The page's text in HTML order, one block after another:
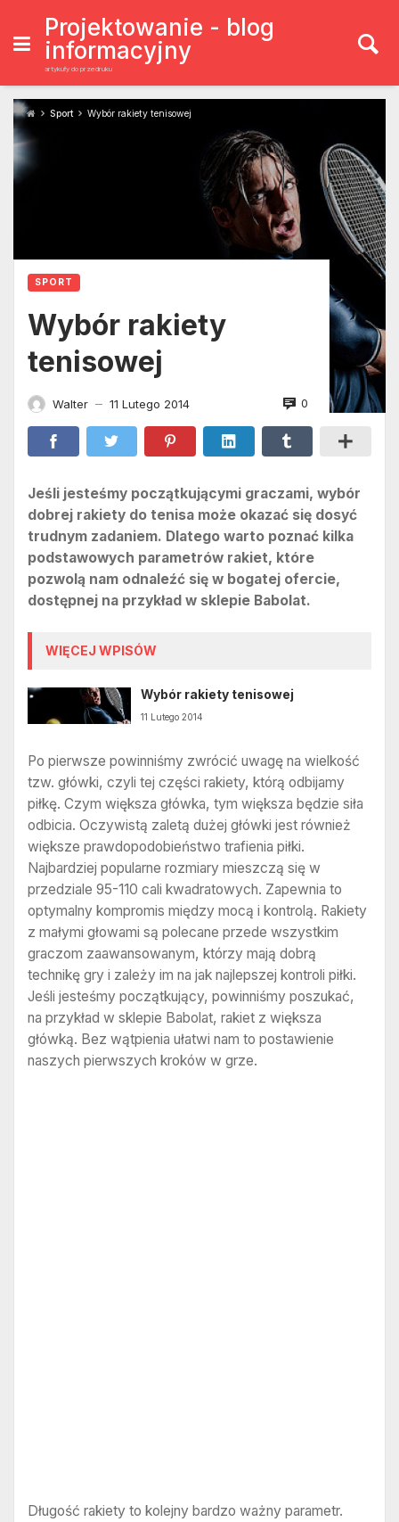
content
Projektowanie - blog
informacyjny
artykuły do przedruku
Sport Wybór rakiety tenisowej
SPORT
Wybór rakiety
tenisowej
Walter — 11 Lutego 2014 0
Jeśli jesteśmy początkującymi graczami, wybór
dobrej rakiety do tenisa może okazać się dosyć
trudnym zadaniem. Dlatego warto poznać kilka
podstawowych parametrów rakiet, które
pozwolą nam odnaleźć się w bogatej ofercie,
dostępnej na przykład w sklepie Babolat.
WIĘCEJ WPISÓW
Wybór rakiety tenisowej
11 Lutego 2014
Po pierwsze powinniśmy zwrócić uwagę na wielkość
tzw. główki, czyli tej części rakiety, którą odbijamy
piłkę. Czym większa główka, tym większa będzie siła
odbicia. Oczywistą zaletą dużej główki jest również
większe prawdopodobieństwo trafienia piłki.
Najbardziej popularne rozmiary mieszczą się w
przedziale 95-110 cali kwadratowych. Zapewnia to
optymalny kompromis między mocą i kontrolą. Rakiety
z małymi głowami są polecane przede wszystkim
graczom zaawansowanym, którzy mają dobrą
technikę gry i zależy im na jak najlepszej kontroli piłki.
Jeśli jesteśmy początkujący, powinniśmy poszukać,
na przykład w sklepie Babolat, rakiet z większa
główką. Bez wątpienia ułatwi nam to postawienie
naszych pierwszych kroków w grze.
Długość rakiety to kolejny bardzo ważny parametr.